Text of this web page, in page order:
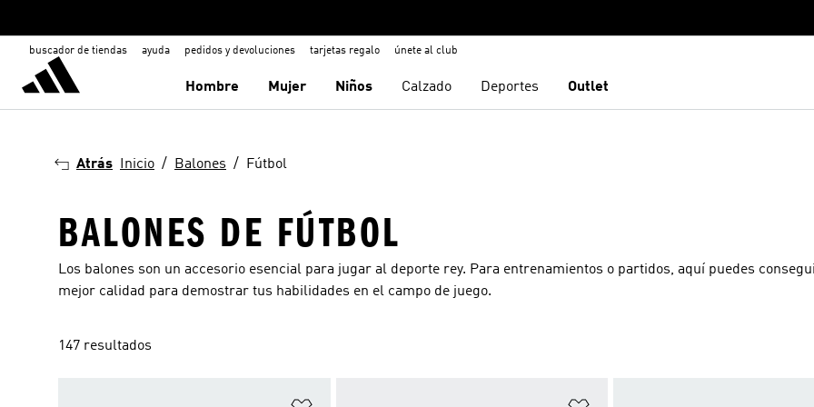
buscador de tiendas ayuda pedidos y devoluciones tarjetas regalo únete al club
Hombre Mujer Niños Calzado Deportes Outlet
Atrás Inicio Balones Fútbol
BALONES DE FÚTBOL
Los balones son un accesorio esencial para jugar al deporte rey. Para entrenamientos o partidos, aquí puedes
mejor calidad para demostrar tus habilidades en el campo de juego.
147 resultados